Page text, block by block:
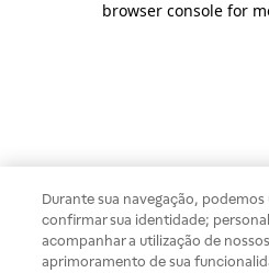
browser console for
Durante sua navegação,
confirmar sua identidade;
acompanhar a utilização de
aprimoramento de sua